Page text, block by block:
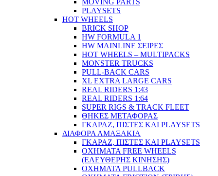
MOVING PARTS
PLAYSETS
HOT WHEELS
BRICK SHOP
HW FORMULA 1
HW MAINLINE ΣΕΙΡΕΣ
HOT WHEELS – MULTIPACKS
MONSTER TRUCKS
PULL-BACK CARS
XL EXTRA LARGE CARS
REAL RIDERS 1:43
REAL RIDERS 1:64
SUPER RIGS & TRACK FLEET
ΘΗΚΕΣ ΜΕΤΑΦΟΡΑΣ
ΓΚΑΡΑΖ, ΠΙΣΤΕΣ ΚΑΙ PLAYSETS
ΔΙΑΦΟΡΑ ΑΜΑΞΑΚΙΑ
ΓΚΑΡΑΖ, ΠΙΣΤΕΣ ΚΑΙ PLAYSETS
ΟΧΗΜΑΤΑ FREE WHEELS
(ΕΛΕΥΘΕΡΗΣ ΚΙΝΗΣΗΣ)
ΟΧΗΜΑΤΑ PULLBACK